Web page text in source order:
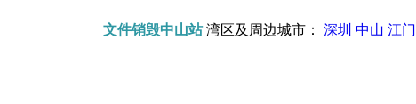
文件销毁中山站湾区及周边城市： 深圳 中山 江门